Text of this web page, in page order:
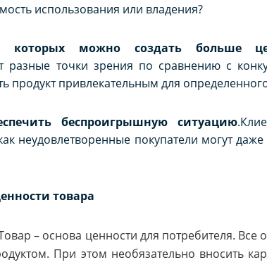
использования или владения?
которых можно создать больше
разные точки зрения по сравнению с
продукт привлекательным для
беспроигрышную ситуацию
неудовлетворенные покупатели могут
товара
– основа ценности для потребителя. Все
При этом необязательно вносить